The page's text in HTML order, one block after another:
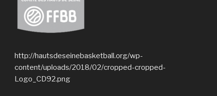
http://hautsdeseinebasketball.org/wp-
content/uploads/2018/02/cropped-cropped-
Logo_CD92.png